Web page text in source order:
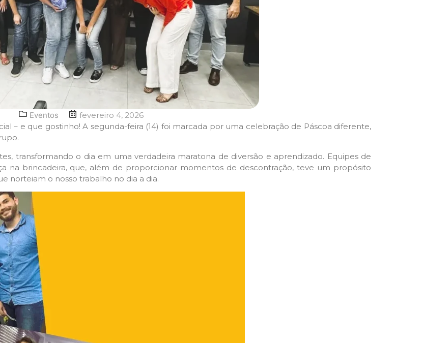
Eventos
fevereiro 4, 2026
– e que gostinho! A segunda-feira (14) foi marcada por uma celebração de Páscoa diferente,
transformando o dia em uma verdadeira maratona de diversão e aprendizado. Equipes de
na brincadeira, que, além de proporcionar momentos de descontração, teve um propósito
norteiam o nosso trabalho no dia a dia.